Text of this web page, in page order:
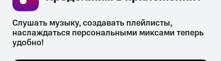
Слушать музыку, создавать плейлисты,
наслаждаться персональными миксами теперь
удобно!